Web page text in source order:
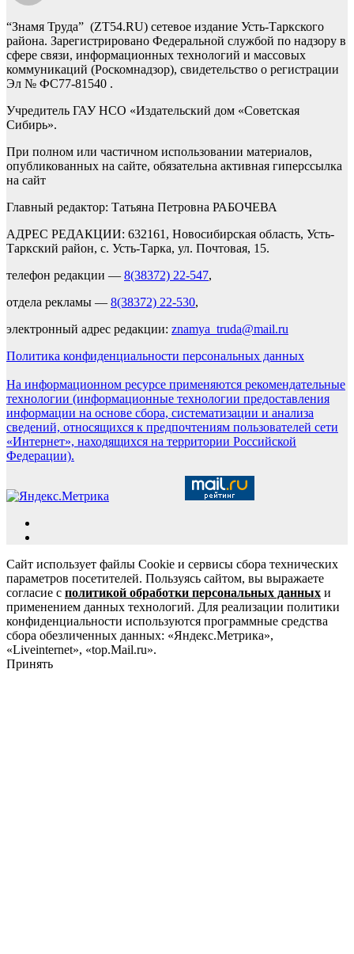
“Знамя Труда” (ZT54.RU) сетевое издание Усть-Таркского
района. Зарегистрировано Федеральной службой по надзору в
сфере связи, информационных технологий и массовых
коммуникаций (Роскомнадзор), свидетельство о регистрации
Эл № ФС77-81540 .
Учредитель ГАУ НСО «Издательский дом «Советская
Сибирь».
При полном или частичном использовании материалов,
опубликованных на сайте, обязательна активная гиперссылка
на сайт
Главный редактор: Татьяна Петровна РАБОЧЕВА
АДРЕС РЕДАКЦИИ: 632161, Новосибирская область, Усть-
Таркский район, с. Усть-Тарка, ул. Почтовая, 15.
телефон редакции — 8(38372) 22-547,
отдела рекламы — 8(38372) 22-530,
электронный адрес редакции: znamya_truda@mail.ru
Политика конфиденциальности персональных данных
На информационном ресурсе применяются рекомендательные
технологии (информационные технологии предоставления
информации на основе сбора, систематизации и анализа
сведений, относящихся к предпочтениям пользователей сети
«Интернет», находящихся на территории Российской
Федерации).
Сайт использует файлы Cookie и сервисы сбора технических
параметров посетителей. Пользуясь сайтом, вы выражаете
согласие с политикой обработки персональных данных и
применением данных технологий. Для реализации политики
конфиденциальности используются программные средства
сбора обезличенных данных: «Яндекс.Метрика»,
«Liveinternet», «top.Mail.ru».
Принять